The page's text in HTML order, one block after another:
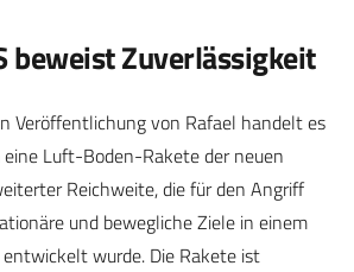
beweist Zuverlässigkeit
Veröffentlichung von Rafael handelt es
eine Luft-Boden-Rakete der neuen
Reichweite, die für den Angriff
und bewegliche Ziele in einem
wurde. Die Rakete ist